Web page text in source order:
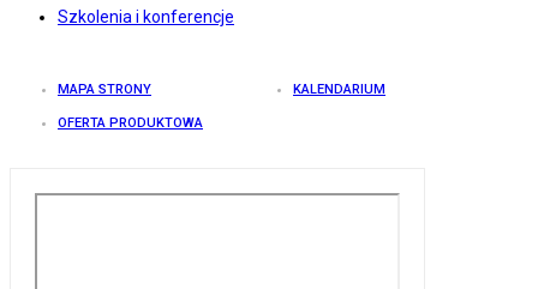
Szkolenia i konferencje
MAPA STRONY KALENDARIUM
OFERTA PRODUKTOWA